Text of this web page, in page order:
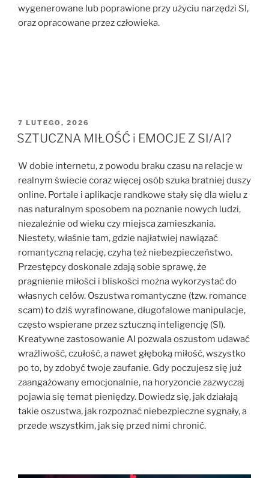
wygenerowane lub poprawione przy użyciu narzędzi SI,
oraz opracowane przez człowieka.
OPUBLIKOWANE
W
7 LUTEGO, 2026
SZTUCZNA MIŁOŚĆ i EMOCJE Z SI/AI?
W dobie internetu, z powodu braku czasu na relacje w
realnym świecie coraz więcej osób szuka bratniej duszy
online. Portale i aplikacje randkowe stały się dla wielu z
nas naturalnym sposobem na poznanie nowych ludzi,
niezależnie od wieku czy miejsca zamieszkania.
Niestety, właśnie tam, gdzie najłatwiej nawiązać
romantyczną relację, czyha też niebezpieczeństwo.
Przestępcy doskonale zdają sobie sprawę, że
pragnienie miłości i bliskości można wykorzystać do
własnych celów. Oszustwa romantyczne (tzw. romance
scam) to dziś wyrafinowane, długofalowe manipulacje,
często wspierane przez sztuczną inteligencję (SI).
Kreatywne zastosowanie AI pozwala oszustom udawać
wrażliwość, czułość, a nawet głęboką miłość, wszystko
po to, by zdobyć twoje zaufanie. Gdy poczujesz się już
zaangażowany emocjonalnie, na horyzoncie zazwyczaj
pojawia się temat pieniędzy. Dowiedz się, jak działają
takie oszustwa, jak rozpoznać niebezpieczne sygnały, a
przede wszystkim, jak się przed nimi chronić.